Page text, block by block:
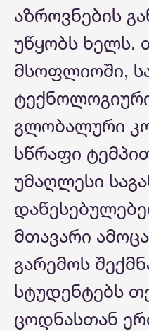
აზროვნების
უწყობს ხელს.
მსოფლიოში,
გლობალური
სწრაფი
უმაღლესი
მთავარი
გარემოს
სტუდენტებს
ცოდნასთან